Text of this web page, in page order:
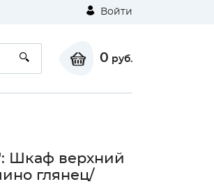
Войти
0 руб.
Шкаф верхний
глянец/